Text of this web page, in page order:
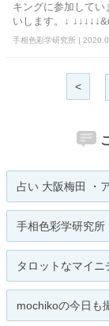
キングに参加して
いします。↓
手相色彩学研究所 |
<
占い 大阪梅田 ・
手相色彩学研究所
タロットなマイニ
mochikoの今日も